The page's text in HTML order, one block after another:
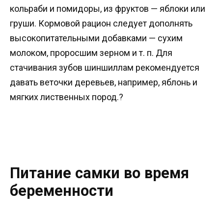
кольраби и помидоры, из фруктов — яблоки или
груши. Кормовой рацион следует дополнять
высокопитательными добавками — сухим
молоком, проросшим зерном и т. п. Для
стачивания зубов шиншиллам рекомендуется
давать веточки деревьев, например, яблонь и
мягких лиственных пород.?
Питание самки во время
беременности